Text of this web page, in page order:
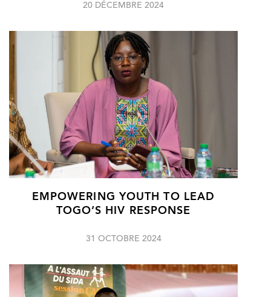
20 DÉCEMBRE 2024
EMPOWERING YOUTH TO LEAD
TOGO’S HIV RESPONSE
31 OCTOBRE 2024